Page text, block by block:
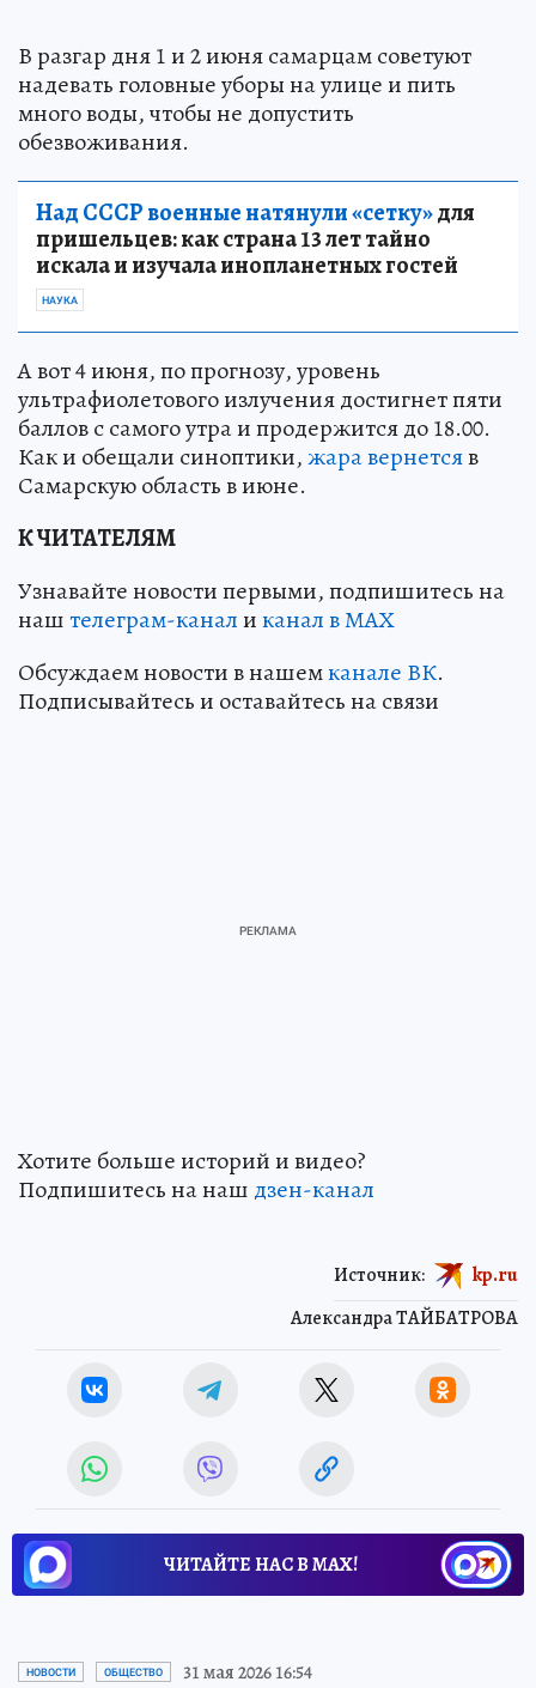
В разгар дня 1 и 2 июня самарцам советуют
надевать головные уборы на улице и пить
много воды, чтобы не допустить
обезвоживания.
Над СССР военные натянули «сетку»для
пришельцев: как страна 13 лет тайно
искала и изучала инопланетных гостей
НАУКА
А вот 4 июня, по прогнозу, уровень
ультрафиолетового излучения достигнет пяти
баллов с самого утра и продержится до 18.00.
Как и обещали синоптики,жара вернетсяв
Самарскую область в июне.
К ЧИТАТЕЛЯМ
Узнавайте новости первыми, подпишитесь на
наштелеграм-каналиканал в МАХ
Обсуждаем новости в нашемканале ВК.
Подписывайтесь и оставайтесь на связи
Хотите больше историй и видео?
Подпишитесь на наш дзен-канал
Александра ТАЙБАТРОВА
Источник: kp.ru
ЧИТАЙТЕ НАС В МАХ!
НОВОСТИ ОБЩЕСТВО 31 мая 2026 16:54